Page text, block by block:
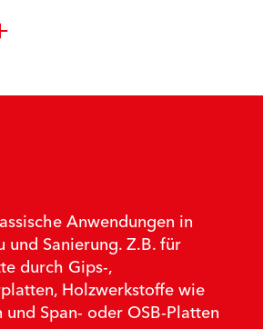
Anwendungen in
und Sanierung. Z.B. für
durch Gips-,
Holzwerkstoffe wie
Span- oder OSB-Platten